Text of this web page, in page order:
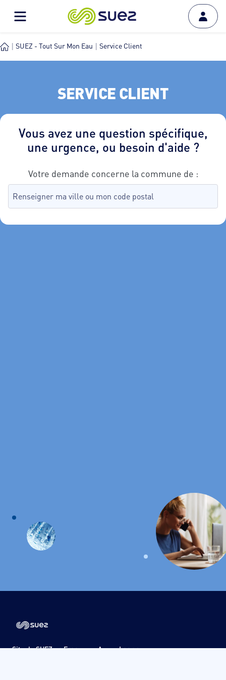
SUEZ - Tout Sur Mon Eau Service Client
SERVICE CLIENT
Vous avez une question spécifique,
une urgence, ou besoin d'aide ?
Votre demande concerne la commune de :
Site de SUEZ en France Acceo Langues